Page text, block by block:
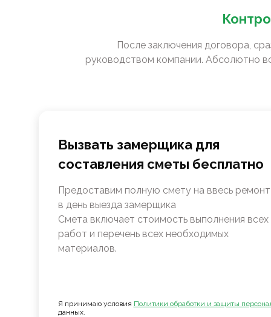
После заключения договора,
руководством компании. Абсолютно
Вызвать замерщика для
составления сметы бесплатно
Предоставим полную смету на ввесь ремонт
в день выезда замерщика
Смета включает стоимость выполнения всех
работ и перечень всех необходимых
материалов.
Я принимаю условия Политики обработки и защиты
данных.